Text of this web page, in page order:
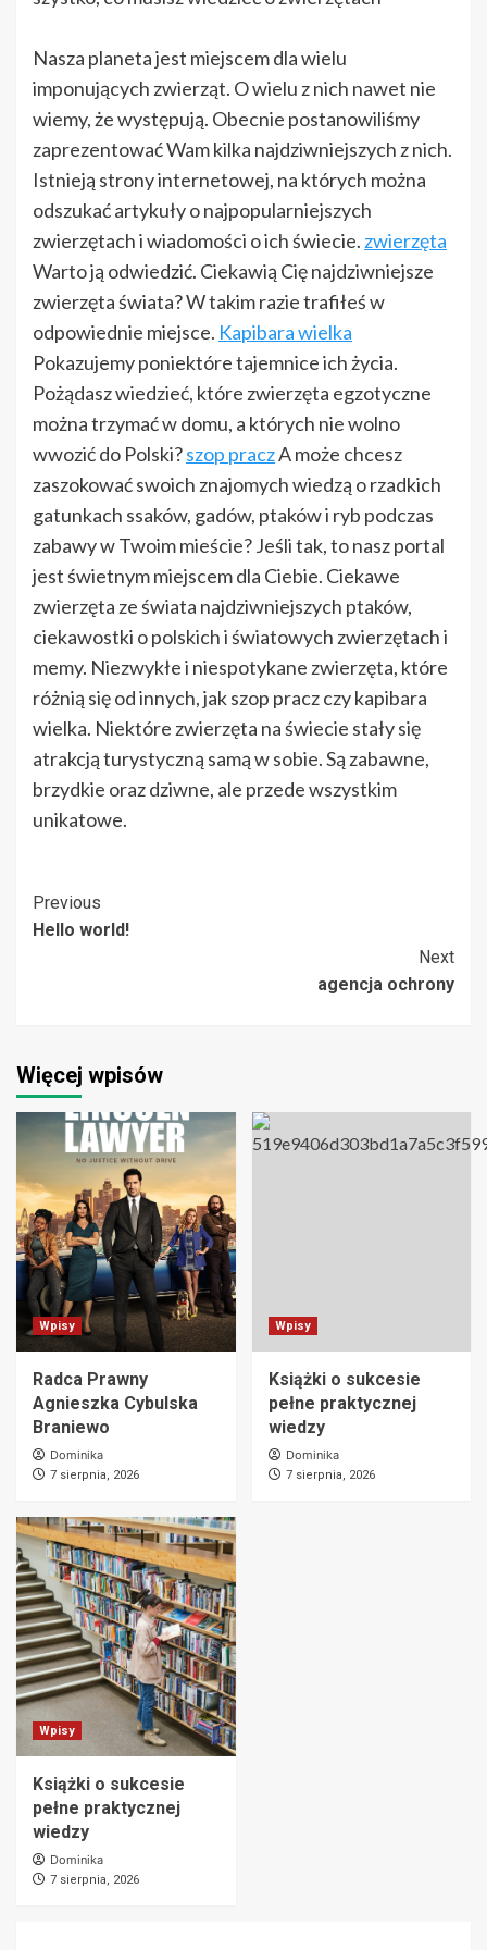
Nasza planeta jest miejscem dla wielu
imponujących zwierząt. O wielu z nich nawet nie
wiemy, że występują. Obecnie postanowiliśmy
zaprezentować Wam kilka najdziwniejszych z nich.
Istnieją strony internetowej, na których można
odszukać artykuły o najpopularniejszych
zwierzętach i wiadomości o ich świecie. zwierzęta
Warto ją odwiedzić. Ciekawią Cię najdziwniejsze
zwierzęta świata? W takim razie trafiłeś w
odpowiednie miejsce. Kapibara wielka
Pokazujemy poniektóre tajemnice ich życia.
Pożądasz wiedzieć, które zwierzęta egzotyczne
można trzymać w domu, a których nie wolno
wwozić do Polski?szop praczA może chcesz
zaszokować swoich znajomych wiedzą o rzadkich
gatunkach ssaków, gadów, ptaków i ryb podczas
zabawy w Twoim mieście? Jeśli tak, to nasz portal
jest świetnym miejscem dla Ciebie. Ciekawe
zwierzęta ze świata najdziwniejszych ptaków,
ciekawostki o polskich i światowych zwierzętach i
memy. Niezwykłe i niespotykane zwierzęta, które
różnią się od innych, jak szop pracz czy kapibara
wielka. Niektóre zwierzęta na świecie stały się
atrakcją turystyczną samą w sobie. Są zabawne,
brzydkie oraz dziwne, ale przede wszystkim
unikatowe.
Post
Navigation
Previous
Hello world!
Next
agencja ochrony
Więcej wpisów
Wpisy
Radca Prawny
Agnieszka Cybulska
Braniewo
Dominika
7 sierpnia, 2026
Wpisy
Książki o sukcesie
pełne praktycznej
wiedzy
Dominika
7 sierpnia, 2026
Wpisy
Książki o sukcesie
pełne praktycznej
wiedzy
Dominika
7 sierpnia, 2026